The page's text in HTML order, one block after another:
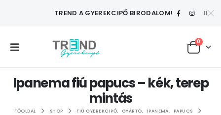
TREND A GYEREKCIPŐ BIRODALOM!
0
Ipanema fiú papucs – kék, terep
mintás
FŐOLDAL SHOP FIÚ GYEREKCIPŐ, GYÁRTÓ, IPANEMA,
PAPUCS